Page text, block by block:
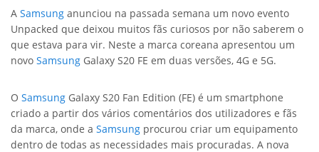
A Samsung anunciou na passada semana um novo evento
Unpacked que deixou muitos fãs curiosos por não saberem o
que estava para vir. Neste a marca coreana apresentou um
novo Samsung Galaxy S20 FE em duas versões, 4G e 5G.
O Samsung Galaxy S20 Fan Edition (FE) é um smartphone
criado a partir dos vários comentários dos utilizadores e fãs
da marca, onde a Samsung procurou criar um equipamento
dentro de todas as necessidades mais procuradas. A nova